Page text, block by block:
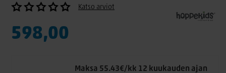
Katso arviot
598,00
Maksa 55.43€/kk 12 kuukauden ajan